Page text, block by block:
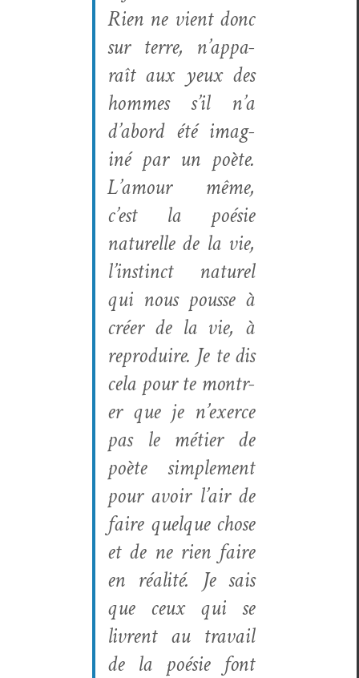
Rien ne vient donc
sur terre, n’ap­pa­
raît aux yeux des
hommes s’il n’a
d’abord été imag­
iné par un poète.
L’amour même,
c’est la poésie
naturelle de la vie,
l’in­stinct naturel
qui nous pousse à
créer de la vie, à
repro­duire. Je te dis
cela pour te mon­tr­
er que je n’ex­erce
pas le méti­er de
poète sim­ple­ment
pour avoir l’air de
faire quelque chose
et de ne rien faire
en réal­ité. Je sais
que ceux qui se
livrent au tra­vail
de la poésie font